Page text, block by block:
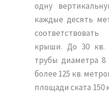
одну
каждые десять
крыши. До 30 кв.
трубы диаметра
более 125 кв.
площади ската 150